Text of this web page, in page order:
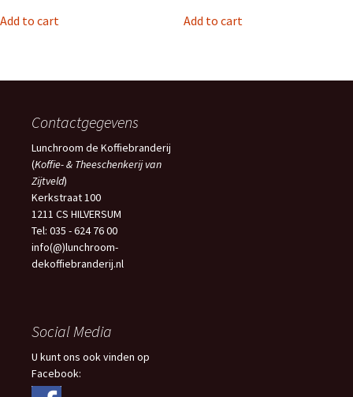
Add to cart Add to cart
Contactgegevens
Lunchroom de Koffiebranderij
(Koffie- & Theeschenkerij van
Zijtveld)
Kerkstraat 100
1211 CS HILVERSUM
Tel: 035 - 624 76 00
info(@)lunchroom-
dekoffiebranderij.nl
Social Media
U kunt ons ook vinden op
Facebook: